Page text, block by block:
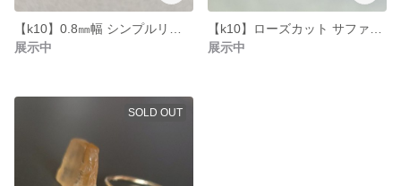
展示中
展示中
SOLD OUT